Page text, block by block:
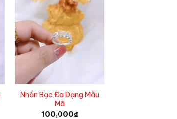
Nhẫn Bạc Đa Dạng Mẫu
Mã
100,000₫